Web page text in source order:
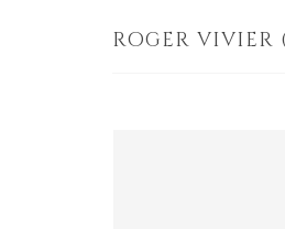
ROGER VIVIER